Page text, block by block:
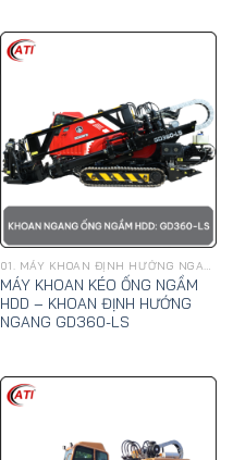
01. MÁY KHOAN ĐỊNH HƯỚNG NGANG, KÉO ỐNG NGẦM HDD - GOODENG
MÁY KHOAN KÉO ỐNG NGẦM
HDD – KHOAN ĐỊNH HƯỚNG
NGANG GD360-LS